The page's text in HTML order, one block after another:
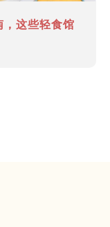
，这些轻食馆